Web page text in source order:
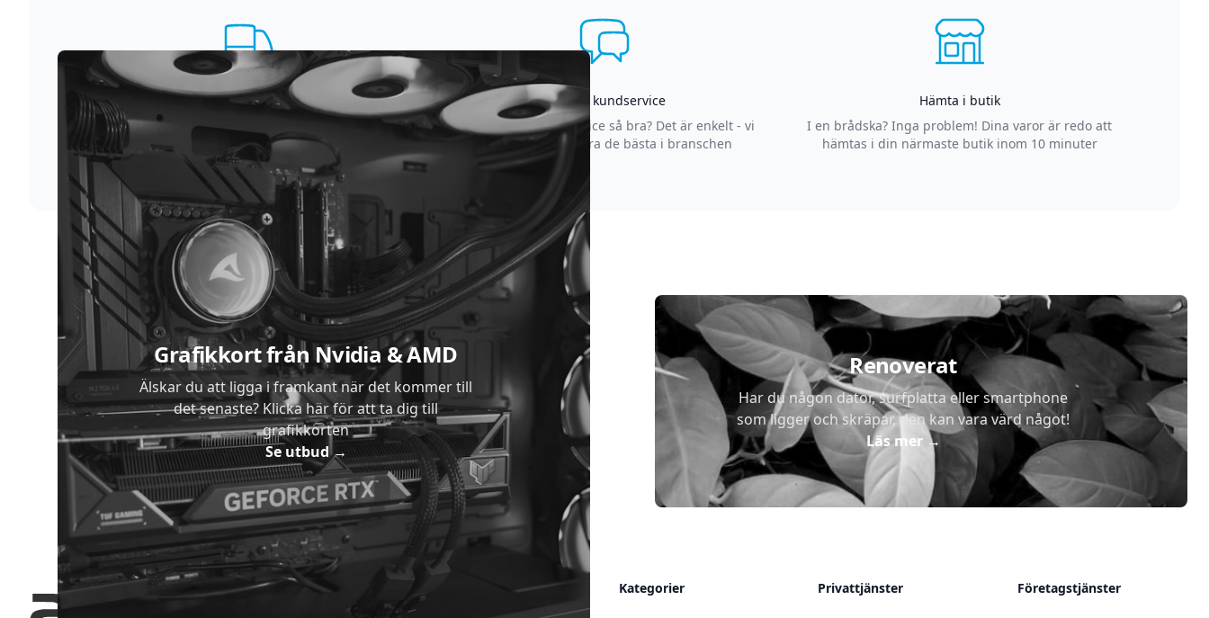
Supersnabb leverans
Vi förstår att du inte vill vänta. Därför packar och
skickar vi dina varor med blixtens hastighet
Asgrym kundservice
Varför är vår kundservice så bra? Det är enkelt - vi
strävar efter att vara de bästa i branschen
Hämta i butik
I en brådska? Inga problem! Dina varor är redo att
hämtas i din närmaste butik inom 10 minuter
Grafikkort från Nvidia & AMD
Älskar du att ligga i framkant när det kommer till
det senaste? Klicka här för att ta dig till
grafikkorten
Se utbud→
Renoverat
Har du någon dator, surfplatta eller smartphone
som ligger och skräpar, den kan vara värd något!
Läs mer→
Kategorier Privattjänster Företagstjänster